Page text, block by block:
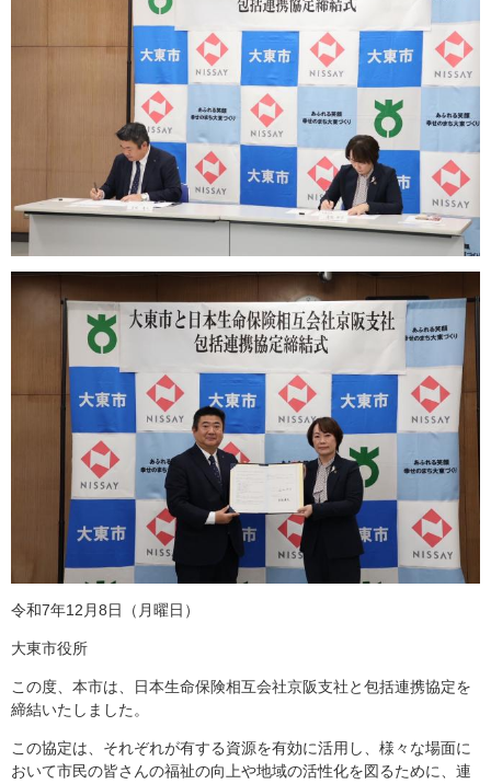
令和7年12月8日（月曜日）
大東市役所
この度、本市は、日本生命保険相互会社京阪支社と包括連携協定を
締結いたしました。
この協定は、それぞれが有する資源を有効に活用し、様々な場面に
おいて市民の皆さんの福祉の向上や地域の活性化を図るために、連